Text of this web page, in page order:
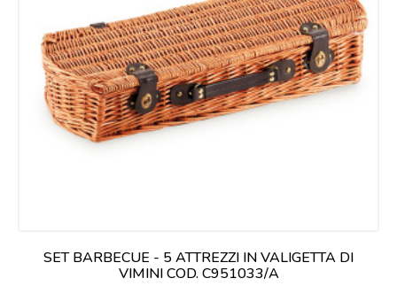
SET BARBECUE - 5 ATTREZZI IN VALIGETTA DI
VIMINI COD. C951033/A